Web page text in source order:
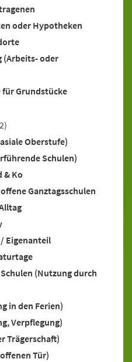
oder Hypotheken
(Arbeits- oder
Grundstücke
Oberstufe)
Schulen)
& Ko
Ganztagsschulen
Eigenanteil
(Nutzung durch
in den Ferien)
Verpflegung)
Trägerschaft)
Tür)